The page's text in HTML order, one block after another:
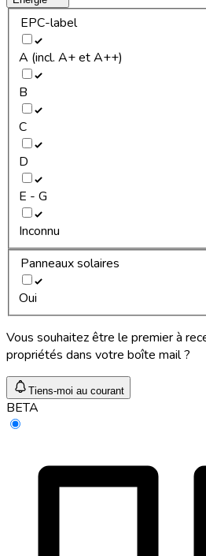
EPC-label
A (incl. A+ et A++)
B
C
D
E - G
Inconnu
Panneaux solaires
Oui
Vous souhaitez être le premier à
propriétés dans votre boîte mail ?
Tiens-moi au courant
BETA